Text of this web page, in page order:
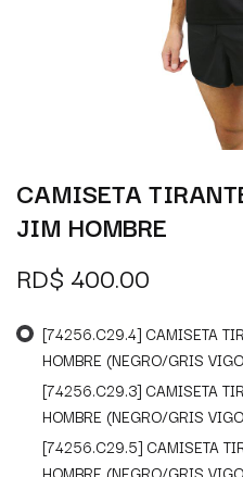
CAMISETA
JIM HOMBRE
RD$ 400.00
[74256.C29.4] CAMISETA
HOMBRE (NEGRO/GRIS
[74256.C29.3] CAMISETA
HOMBRE (NEGRO/GRIS
[74256.C29.5] CAMISETA